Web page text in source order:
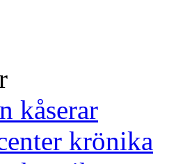
kåserar
krönika